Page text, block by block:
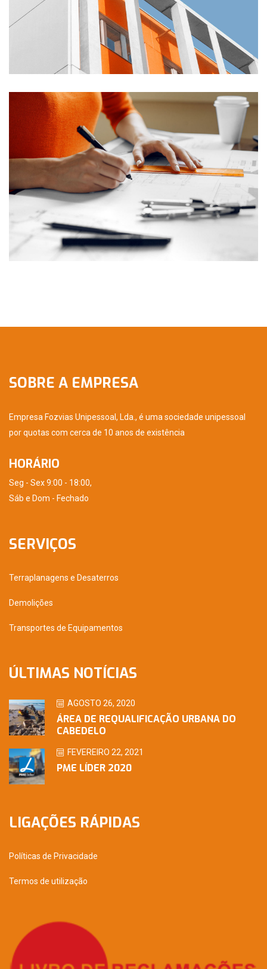
SOBRE A EMPRESA
Empresa Fozvias Unipessoal, Lda., é uma sociedade unipessoal
por quotas com cerca de 10 anos de existência
HORÁRIO
Seg - Sex 9:00 - 18:00,
Sáb e Dom - Fechado
SERVIÇOS
Terraplanagens e Desaterros
Demolições
Transportes de Equipamentos
ÚLTIMAS NOTÍCIAS
AGOSTO 26, 2020
ÁREA DE REQUALIFICAÇÃO URBANA DO
CABEDELO
FEVEREIRO 22, 2021
PME LÍDER 2020
LIGAÇÕES RÁPIDAS
Políticas de Privacidade
Termos de utilização